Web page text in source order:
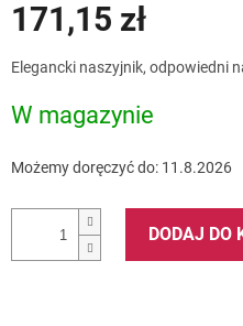
171,15 zł
jednostkowa:
Elegancki naszyjnik, odpowiedni
W magazynie
Możemy doręczyć do: 11.8.2026
DODAJ DO